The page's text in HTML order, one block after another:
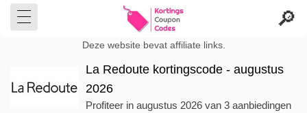
Deze website bevat affiliate links.
La Redoute kortingscode - augustus
2026
Profiteer in augustus 2026 van 3 aanbiedingen